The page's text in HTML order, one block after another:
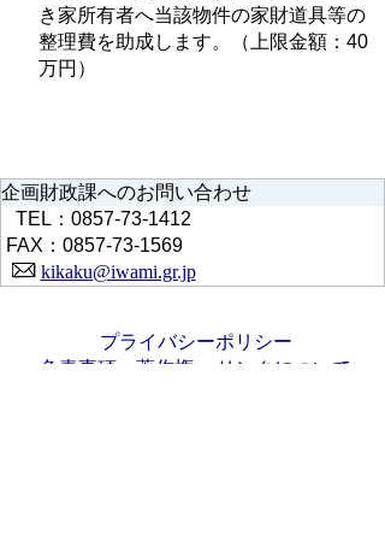
き家所有者へ当該物件の家財道具等の
整理費を助成します。（上限金額：40
万円）
企画財政課へのお問い合わせ
TEL：0857-73-1412
FAX：0857-73-1569
kikaku@iwami.gr.jp
プライバシーポリシー
免責事項・著作権
リンクについて